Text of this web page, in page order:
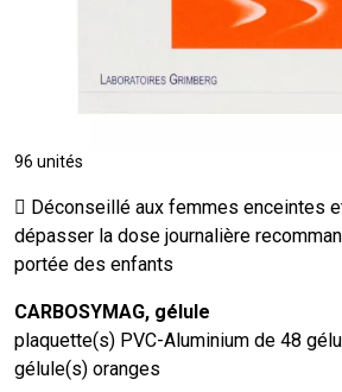
96 unités
Déconseillé aux femmes enceintes
dépasser la dose journalière
portée des enfants
CARBOSYMAG, gélule
plaquette(s) PVC-Aluminium de 48
gélule(s) oranges